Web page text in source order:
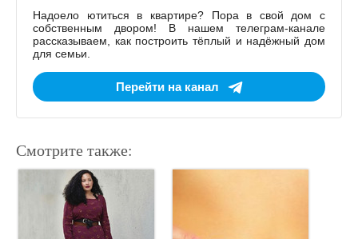
Надоело ютиться в квартире? Пора в свой дом с
собственным двором! В нашем телеграм-канале
рассказываем, как построить тёплый и надёжный дом
для семьи.
Перейти на канал
Смотрите также: